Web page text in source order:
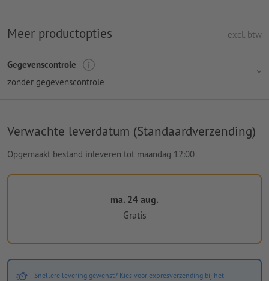
Meer productopties excl. btw
Gegevenscontrole
zonder gegevenscontrole
Verwachte leverdatum (Standaardverzending)
Opgemaakt bestand inleveren tot maandag 12:00
ma. 24 aug.
Gratis
Snellere levering gewenst? Kies voor expresverzending bij het